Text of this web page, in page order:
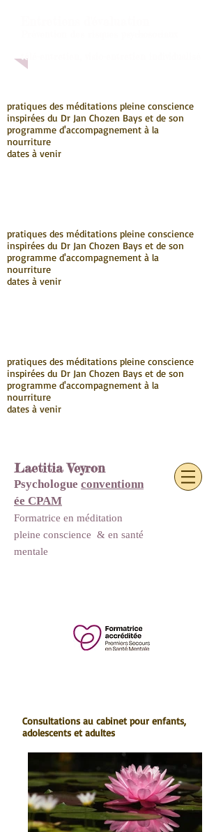
télé-entretien, visio-entretien individualisé
pratiques des méditations pleine conscience
inspirées du Dr Jan Chozen Bays et de son
programme d'accompagnement à la
nourriture
dates à venir
pratiques des méditations pleine conscience
inspirées du Dr Jan Chozen Bays et de son
programme d'accompagnement à la
nourriture
dates à venir
pratiques des méditations pleine conscience
inspirées du Dr Jan Chozen Bays et de son
programme d'accompagnement à la
nourriture
dates à venir
Laetitia Veyron
Psychologue conventionn
ée CPAM
Formatrice en méditation
pleine conscience & en santé
mentale
Consultations au cabinet pour enfants,
adolescents et adultes